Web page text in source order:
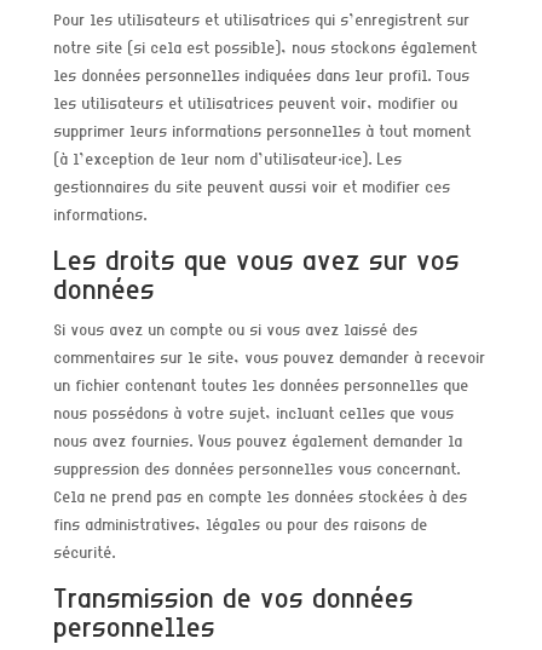
Pour les utilisateurs et utilisatrices qui s’enregistrent sur
notre site (si cela est possible), nous stockons également
les données personnelles indiquées dans leur profil. Tous
les utilisateurs et utilisatrices peuvent voir, modifier ou
supprimer leurs informations personnelles à tout moment
(à l’exception de leur nom d’utilisateur·ice). Les
gestionnaires du site peuvent aussi voir et modifier ces
informations.
Les droits que vous avez sur vos
données
Si vous avez un compte ou si vous avez laissé des
commentaires sur le site, vous pouvez demander à recevoir
un fichier contenant toutes les données personnelles que
nous possédons à votre sujet, incluant celles que vous
nous avez fournies. Vous pouvez également demander la
suppression des données personnelles vous concernant.
Cela ne prend pas en compte les données stockées à des
fins administratives, légales ou pour des raisons de
sécurité.
Transmission de vos données
personnelles